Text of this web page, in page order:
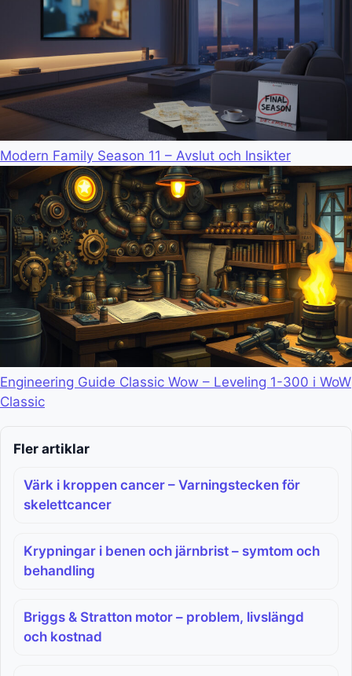
Modern Family Season 11 – Avslut och Insikter
Engineering Guide Classic Wow – Leveling 1-300 i WoW
Classic
Fler artiklar
Värk i kroppen cancer – Varningstecken för
skelettcancer
Krypningar i benen och järnbrist – symtom och
behandling
Briggs & Stratton motor – problem, livslängd
och kostnad